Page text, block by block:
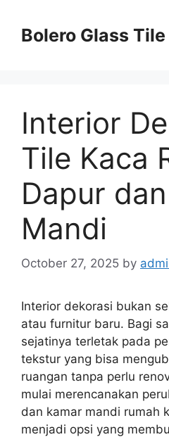
contentBolero Glass Tile
Interior
Tile Kaca
Dapur
Mandi
October 27, 2025 by
Interior dekorasi bukan
atau furnitur baru. Bagi
sejatinya terletak pada
tekstur yang bisa
ruangan tanpa perlu
mulai merencanakan
dan kamar mandi rumah
menjadi opsi yang